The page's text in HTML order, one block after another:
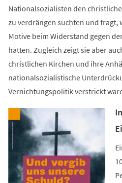
Nationalsozialisten den
zu verdrängen suchten und fragt,
Motive beim Widerstand gegen
hatten. Zugleich zeigt sie aber
christlichen Kirchen und ihre
nationalsozialistische
Vernichtungspolitik verstrickt